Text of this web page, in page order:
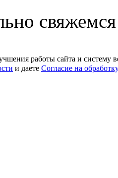
работы сайта и систему
и даете Согласие на